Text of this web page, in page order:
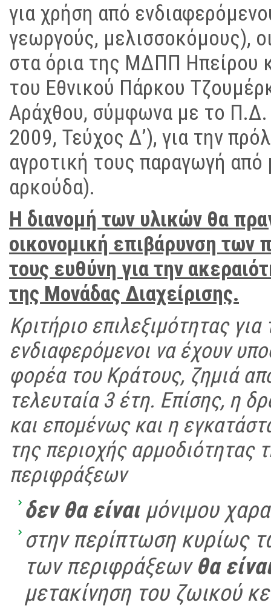
για χρήση από
γεωργούς, μελισσοκόμους),
στα όρια της ΜΔΠΠ Ηπείρου
του Εθνικού Πάρκου
Αράχθου, σύμφωνα με το
2009, Τεύχος Δ’), για την
αγροτική τους παραγωγή
αρκούδα).
Η διανομή των υλικών θα
οικονομική επιβάρυνση
τους ευθύνη για την
της Μονάδας Διαχείρισης.
Κριτήριο επιλεξιμότητας
ενδιαφερόμενοι να έχουν
φορέα του Κράτους, ζημιά
τελευταία 3 έτη. Επίσης, η
και επομένως και η
της περιοχής
περιφράξεων
δεν θα είναι μόνιμου
στην περίπτωση κυρίως
των περιφράξεων θα
μετακίνηση του ζωικού